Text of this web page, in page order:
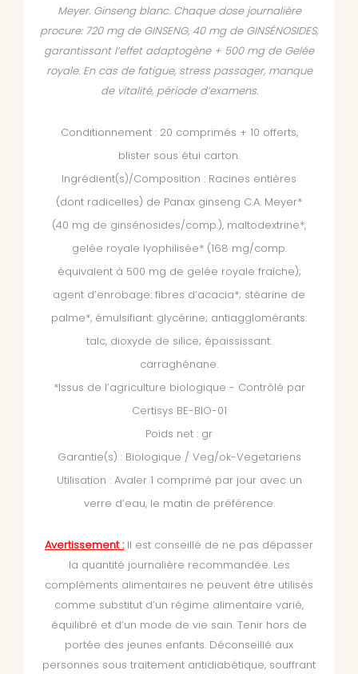
Meyer. Ginseng blanc. Chaque dose journalière
procure: 720 mg de GINSENG, 40 mg de GINSÉNOSIDES,
garantissant l’effet adaptogène + 500 mg de Gelée
royale. En cas de fatigue, stress passager, manque
de vitalité, période d’examens.
Conditionnement : 20 comprimés + 10 offerts,
blister sous étui carton.
Ingrédient(s)/Composition : Racines entières
(dont radicelles) de Panax ginseng C.A. Meyer*
(40 mg de ginsénosides/comp.), maltodextrine*,
gelée royale lyophilisée* (168 mg/comp.
équivalent à 500 mg de gelée royale fraîche);
agent d’enrobage: fibres d’acacia*; stéarine de
palme*, émulsifiant: glycérine; antiagglomérants:
talc, dioxyde de silice; épaississant:
carraghénane.
*Issus de l’agriculture biologique - Contrôlé par
Certisys BE-BIO-01
Poids net : gr
Garantie(s) : Biologique / Veg/ok-Vegetariens
Utilisation : Avaler 1 comprimé par jour avec un
verre d’eau, le matin de préférence.
Avertissement :Il est conseillé de ne pas dépasser
la quantité journalière recommandée. Les
compléments alimentaires ne peuvent être utilisés
comme substitut d’un régime alimentaire varié,
équilibré et d’un mode de vie sain. Tenir hors de
portée des jeunes enfants. Déconseillé aux
personnes sous traitement antidiabétique, souffrant